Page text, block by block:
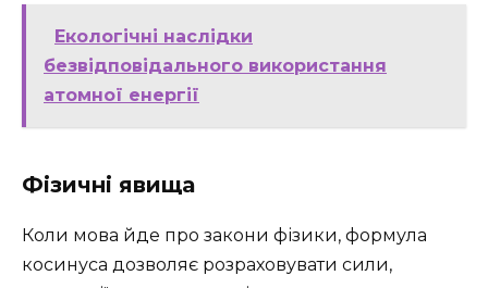
Екологічні наслідки
безвідповідального використання
атомної енергії
Фізичні явища
Коли мова йде про закони фізики, формула
косинуса дозволяє розраховувати сили,